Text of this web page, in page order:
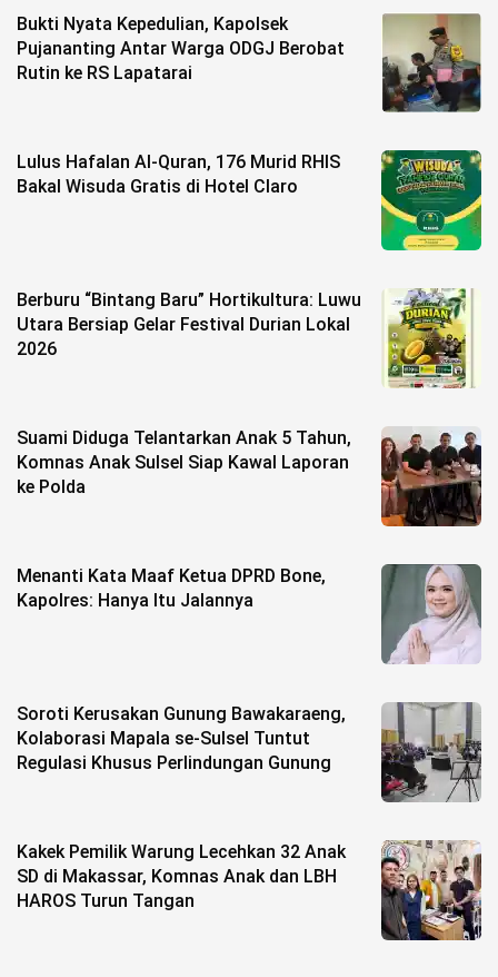
Bukti Nyata Kepedulian, Kapolsek
Pujananting Antar Warga ODGJ Berobat
Rutin ke RS Lapatarai
Lulus Hafalan Al-Quran, 176 Murid RHIS
Bakal Wisuda Gratis di Hotel Claro
Berburu “Bintang Baru” Hortikultura: Luwu
Utara Bersiap Gelar Festival Durian Lokal
2026
Suami Diduga Telantarkan Anak 5 Tahun,
Komnas Anak Sulsel Siap Kawal Laporan
ke Polda
Menanti Kata Maaf Ketua DPRD Bone,
Kapolres: Hanya Itu Jalannya
Soroti Kerusakan Gunung Bawakaraeng,
Kolaborasi Mapala se-Sulsel Tuntut
Regulasi Khusus Perlindungan Gunung
Kakek Pemilik Warung Lecehkan 32 Anak
SD di Makassar, Komnas Anak dan LBH
HAROS Turun Tangan